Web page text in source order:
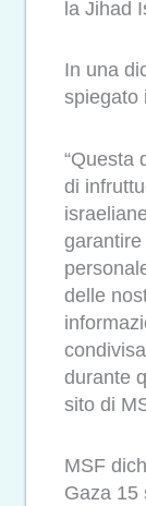
la Jihad
In una
spiegato
“Questa
di
delle
durante
sito di
MSF
Gaza 15